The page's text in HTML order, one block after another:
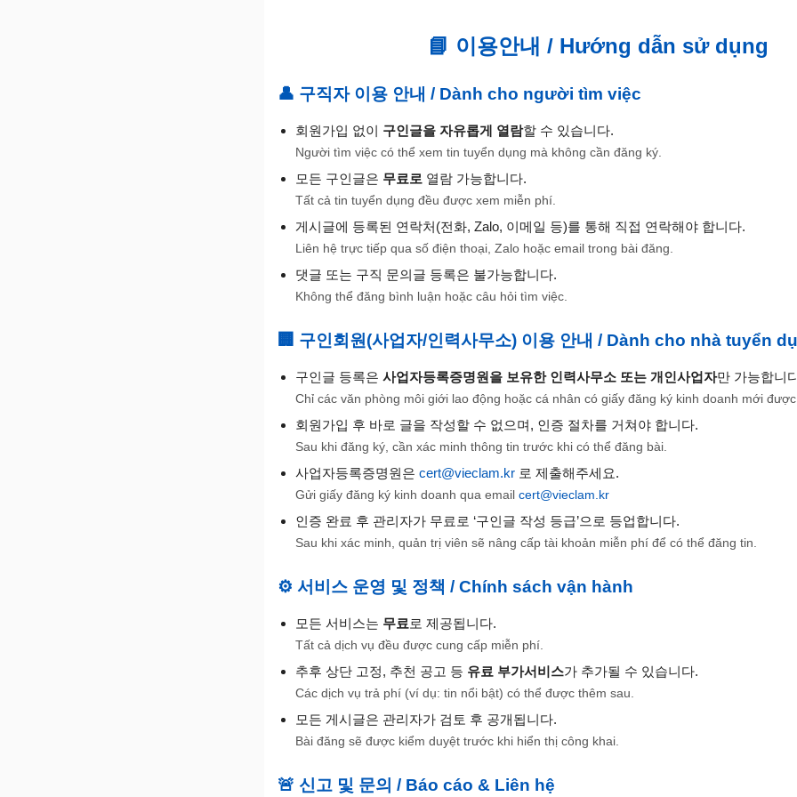
📘 이용안내 / Hướng dẫn sử dụng
👤 구직자 이용 안내 / Dành cho người tìm việc
회원가입 없이 구인글을 자유롭게 열람할 수 있습니다.
Người tìm việc có thể xem tin tuyển dụng mà không cần đăng ký.
모든 구인글은 무료로 열람 가능합니다.
Tất cả tin tuyển dụng đều được xem miễn phí.
게시글에 등록된 연락처(전화, Zalo, 이메일 등)를 통해 직접 연락해야 합니다.
Liên hệ trực tiếp qua số điện thoại, Zalo hoặc email trong bài đăng.
댓글 또는 구직 문의글 등록은 불가능합니다.
Không thể đăng bình luận hoặc câu hỏi tìm việc.
🏢 구인회원(사업자/인력사무소) 이용 안내 / Dành cho nhà tuyển
구인글 등록은 사업자등록증명원을 보유한 인력사무소 또는 개인사업자만 가능합니
Chỉ các văn phòng môi giới lao động hoặc cá nhân có giấy đăng ký kinh doanh mới
회원가입 후 바로 글을 작성할 수 없으며, 인증 절차를 거쳐야 합니다.
Sau khi đăng ký, cần xác minh thông tin trước khi có thể đăng bài.
사업자등록증명원은 cert@vieclam.kr 로 제출해주세요.
Gửi giấy đăng ký kinh doanh qua email cert@vieclam.kr
인증 완료 후 관리자가 무료로 ‘구인글 작성 등급’으로 등업합니다.
Sau khi xác minh, quản trị viên sẽ nâng cấp tài khoản miễn phí để có thể đăng tin.
⚙️ 서비스 운영 및 정책 / Chính sách vận hành
모든 서비스는 무료 로 제공됩니다.
Tất cả dịch vụ đều được cung cấp miễn phí.
추후 상단 고정, 추천 공고 등 유료 부가서비스가 추가될 수 있습니다.
Các dịch vụ trả phí (ví dụ: tin nổi bật) có thể được thêm sau.
모든 게시글은 관리자가 검토 후 공개됩니다.
Bài đăng sẽ được kiểm duyệt trước khi hiển thị công khai.
🚨 신고 및 문의 / Báo cáo & Liên hệ